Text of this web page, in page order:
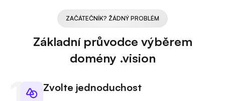
ZAČÁTEČNÍK? ŽÁDNÝ PROBLÉM
Základní průvodce výběrem
domény .vision
Zvolte jednoduchost